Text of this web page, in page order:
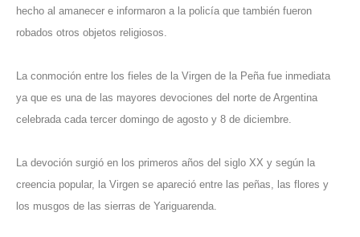
hecho al amanecer e informaron a la policía que también fueron
robados otros objetos religiosos.
La conmoción entre los fieles de la Virgen de la Peña fue inmediata
ya que es una de las mayores devociones del norte de Argentina
celebrada cada tercer domingo de agosto y 8 de diciembre.
La devoción surgió en los primeros años del siglo XX y según la
creencia popular, la Virgen se apareció entre las peñas, las flores y
los musgos de las sierras de Yariguarenda.